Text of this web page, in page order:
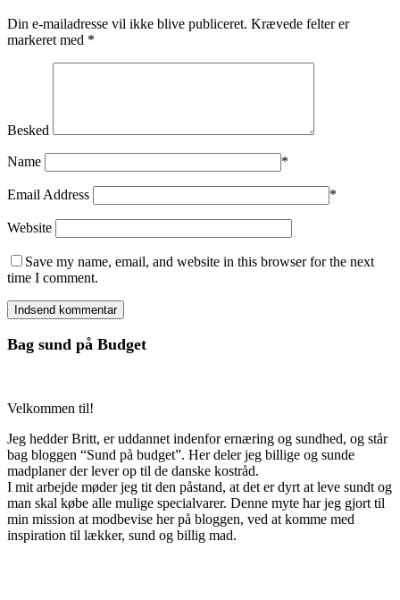
Din e-mailadresse vil ikke blive publiceret. Krævede felter er
markeret med *
Besked
Name *
Email Address *
Website
Save my name, email, and website in this browser for the next
time I comment.
Bag sund på Budget
Velkommen til!
Jeg hedder Britt, er uddannet indenfor ernæring og sundhed, og står
bag bloggen “Sund på budget”. Her deler jeg billige og sunde
madplaner der lever op til de danske kostråd.
I mit arbejde møder jeg tit den påstand, at det er dyrt at leve sundt og
man skal købe alle mulige specialvarer. Denne myte har jeg gjort til
min mission at modbevise her på bloggen, ved at komme med
inspiration til lækker, sund og billig mad.